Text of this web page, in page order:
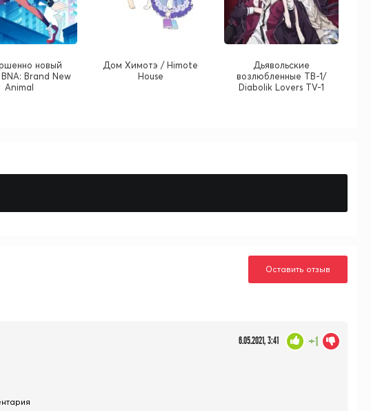
новый
Brand New
Animal
Дом Химотэ / Himote
House
Дьявольские
возлюбленные ТВ-1/
Diabolik Lovers TV-1
Оставить отзыв
6.05.2021, 3:41 +1